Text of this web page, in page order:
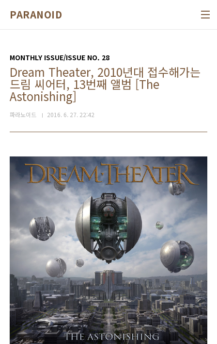
PARANOID
MONTHLY ISSUE/ISSUE NO. 28
Dream Theater, 2010년대 접수해가는
드림 씨어터, 13번째 앨범 [The
Astonishing]
파라노이드 2016. 6. 27. 22:42